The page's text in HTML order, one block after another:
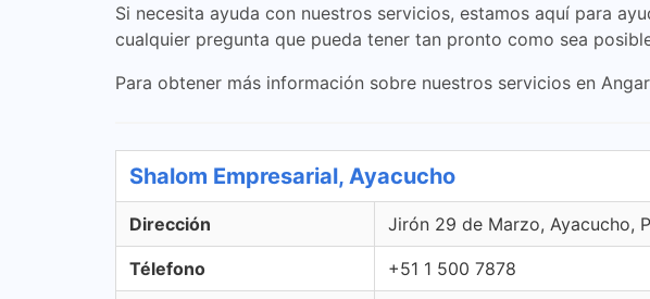
Si necesita ayuda con nuestros servicios, estamos aquí para
cualquier pregunta que pueda tener tan pronto como sea
Para obtener más información sobre nuestros servicios en
Shalom Empresarial, Ayacucho
Dirección Jirón 29 de Marzo, Ayacucho,
Télefono +51 1 500 7878